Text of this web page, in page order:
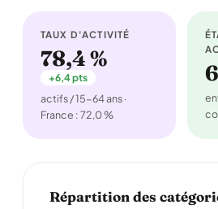
TAUX D'ACTIVITÉ
78,4 %
+6,4 pts
actifs / 15-64 ans ·
France : 72,0 %
Répartition des